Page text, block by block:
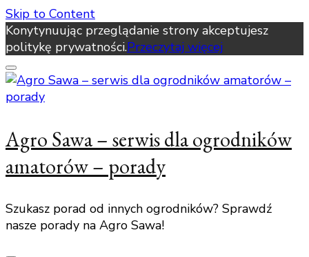
Skip to Content
Konytynuując przeglądanie strony akceptujesz
politykę prywatności.Przeczytaj więcej
Agro Sawa – serwis dla ogrodników
amatorów – porady
Szukasz porad od innych ogrodników? Sprawdź
nasze porady na Agro Sawa!